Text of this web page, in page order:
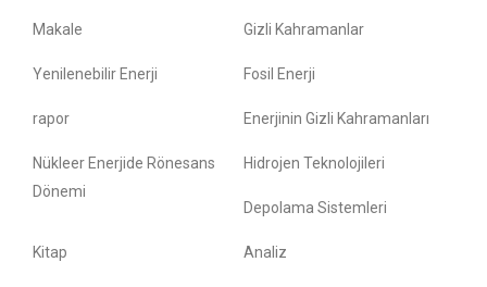
Makale Gizli Kahramanlar
Yenilenebilir Enerji Fosil Enerji
rapor Enerjinin Gizli Kahramanları
Nükleer Enerjide Rönesans
Dönemi
Hidrojen Teknolojileri
Depolama Sistemleri
Kitap Analiz